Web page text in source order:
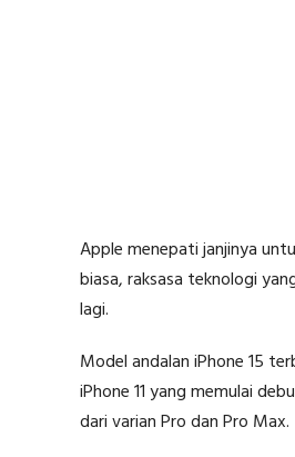
Apple menepati janjinya
biasa, raksasa teknologi
lagi.
Model andalan iPhone 15
iPhone 11 yang memulai
dari varian Pro dan Pro Max.